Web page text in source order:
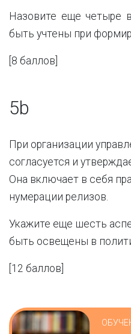
Назовите еще четыре
быть учтены при
8 баллов
5b
При организации
согласуется и
Она включает в себя
нумерации релизов.
Укажите еще шесть
быть освещены в
12 баллов]